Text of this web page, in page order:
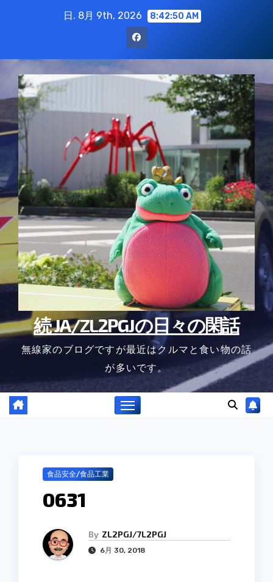
ン
に
ス
キ
プ
日. 8月 9th, 2026 8:42:52 AM
続 JA/ZL2PGJの日々の閑話
無線家のブログですが最近はクルマと食い物の話
が多いです。
食品安全/食品工業
0631
By ZL2PGJ/7L2PGJ
6月 30, 2018